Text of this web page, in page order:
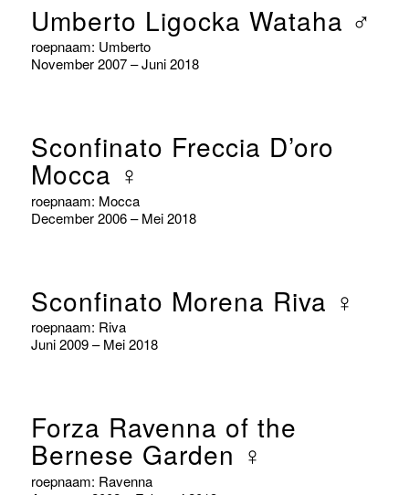
Umberto Ligocka Wataha ♂
roepnaam: Umberto
November 2007 – Juni 2018
Sconfinato Freccia D’oro
Mocca ♀
roepnaam: Mocca
December 2006 – Mei 2018
Sconfinato Morena Riva ♀
roepnaam: Riva
Juni 2009 – Mei 2018
Forza Ravenna of the
Bernese Garden ♀
roepnaam: Ravenna